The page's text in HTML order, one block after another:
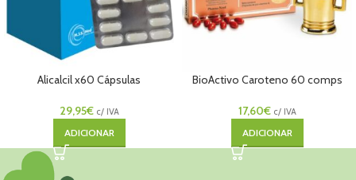
Alicalcil x60 Cápsulas
29,95€ c/ IVA
ADICIONAR
BioActivo Caroteno 60 comps
17,60€ c/ IVA
ADICIONAR